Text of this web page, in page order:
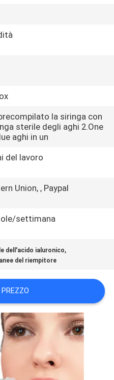
la siringa con
sterile degli aghi 2.One
aghi in un
del lavoro
Union, , Paypal
settimana
dell'acido ialuronico,
del riempitore